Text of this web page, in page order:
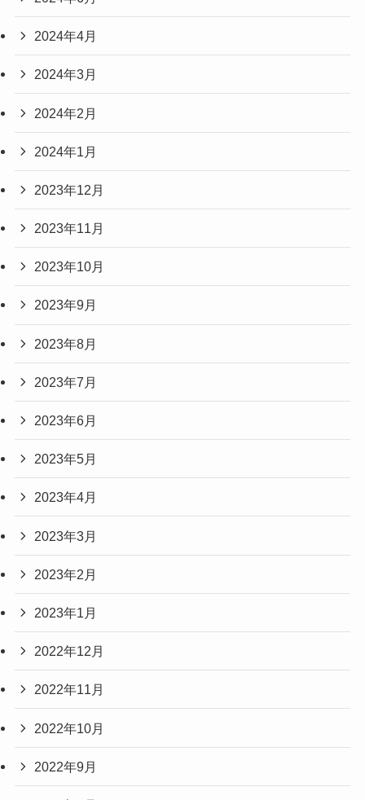
2024年4月
2024年3月
2024年2月
2024年1月
2023年12月
2023年11月
2023年10月
2023年9月
2023年8月
2023年7月
2023年6月
2023年5月
2023年4月
2023年3月
2023年2月
2023年1月
2022年12月
2022年11月
2022年10月
2022年9月